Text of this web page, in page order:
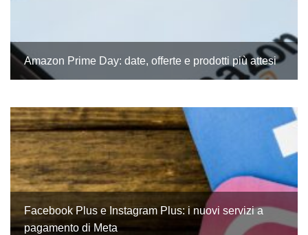
Amazon Prime Day: date, offerte e prodotti più attesi
Facebook Plus e Instagram Plus: i nuovi servizi a
pagamento di Meta